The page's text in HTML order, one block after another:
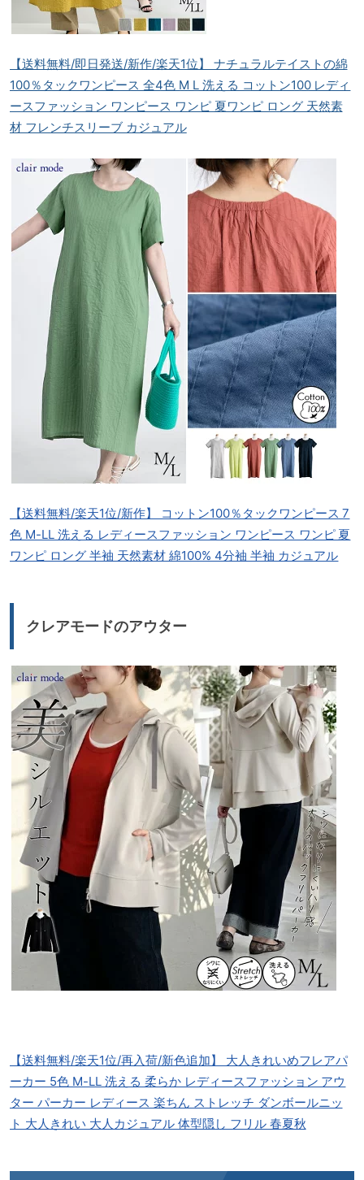
【送料無料/即日発送/新作/楽天1位】 ナチュラルテイストの綿
100％タックワンピース 全4色 M L 洗える コットン100 レディ
ースファッション ワンピース ワンピ 夏ワンピ ロング 天然素
材 フレンチスリーブ カジュアル
【送料無料/楽天1位/新作】 コットン100％タックワンピース 7
色 M-LL 洗える レディースファッション ワンピース ワンピ 夏
ワンピ ロング 半袖 天然素材 綿100% 4分袖 半袖 カジュアル
クレアモードのアウター
【送料無料/楽天1位/再入荷/新色追加】 大人きれいめフレアパ
ーカー 5色 M-LL 洗える 柔らか レディースファッション アウ
ター パーカー レディース 楽ちん ストレッチ ダンボールニッ
ト 大人きれい 大人カジュアル 体型隠し フリル 春夏秋